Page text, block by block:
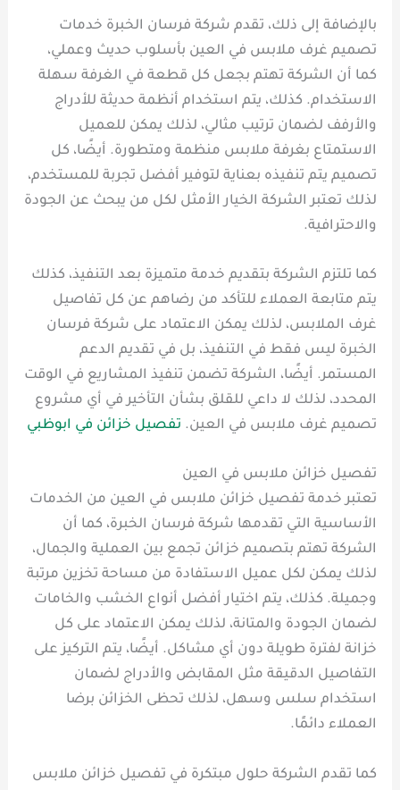
بالإضافة إلى ذلك، تقدم شركة فرسان الخبرة خدمات
تصميم غرف ملابس في العين بأسلوب حديث وعملي،
كما أن الشركة تهتم بجعل كل قطعة في الغرفة سهلة
الاستخدام. كذلك، يتم استخدام أنظمة حديثة للأدراج
والأرفف لضمان ترتيب مثالي، لذلك يمكن للعميل
الاستمتاع بغرفة ملابس منظمة ومتطورة. أيضًا، كل
تصميم يتم تنفيذه بعناية لتوفير أفضل تجربة للمستخدم،
لذلك تعتبر الشركة الخيار الأمثل لكل من يبحث عن الجودة
والاحترافية.
كما تلتزم الشركة بتقديم خدمة متميزة بعد التنفيذ، كذلك
يتم متابعة العملاء للتأكد من رضاهم عن كل تفاصيل
غرف الملابس، لذلك يمكن الاعتماد على شركة فرسان
الخبرة ليس فقط في التنفيذ، بل في تقديم الدعم
المستمر. أيضًا، الشركة تضمن تنفيذ المشاريع في الوقت
المحدد، لذلك لا داعي للقلق بشأن التأخير في أي مشروع
تصميم غرف ملابس في العين. تفصيل خزائن في ابوظبي
تفصيل خزائن ملابس في العين
تعتبر خدمة تفصيل خزائن ملابس في العين من الخدمات
الأساسية التي تقدمها شركة فرسان الخبرة، كما أن
الشركة تهتم بتصميم خزائن تجمع بين العملية والجمال،
لذلك يمكن لكل عميل الاستفادة من مساحة تخزين مرتبة
وجميلة. كذلك، يتم اختيار أفضل أنواع الخشب والخامات
لضمان الجودة والمتانة، لذلك يمكن الاعتماد على كل
خزانة لفترة طويلة دون أي مشاكل. أيضًا، يتم التركيز على
التفاصيل الدقيقة مثل المقابض والأدراج لضمان
استخدام سلس وسهل، لذلك تحظى الخزائن برضا
العملاء دائمًا.
كما تقدم الشركة حلول مبتكرة في تفصيل خزائن ملابس